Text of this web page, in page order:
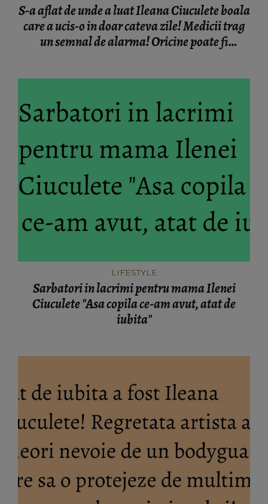
S-a aflat de unde a luat Ileana Ciuculete boala
care a ucis-o in doar cateva zile! Medicii trag
un semnal de alarma! Oricine poate fi
LIFESTYLE
Sarbatori in lacrimi pentru mama Ilenei
Ciuculete "Asa copila ce-am avut, atat de
iubita"